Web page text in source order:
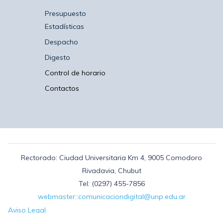
Presupuesto
Estadísticas
Despacho
Digesto
Control de horario
Contactos
Rectorado: Ciudad Universitaria Km 4, 9005 Comodoro
Rivadavia, Chubut
Tel: (0297) 455-7856
webmaster::comunicaciondigital@unp.edu.ar
Aviso Legal